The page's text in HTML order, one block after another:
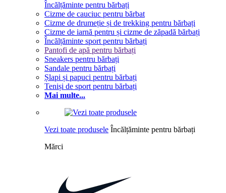
Încălțăminte pentru bărbați
Cizme de cauciuc pentru bărbat
Cizme de drumeție și de trekking pentru bărbați
Cizme de iarnă pentru și cizme de zăpadă bărbați
Încălțăminte sport pentru bărbați
Pantofi de apă pentru bărbați
Sneakers pentru bărbați
Sandale pentru bărbați
Șlapi și papuci pentru bărbați
Teniși de sport pentru bărbați
Mai multe...
Vezi toate produsele Încălțăminte pentru bărbați
Mărci